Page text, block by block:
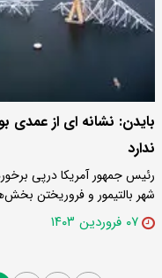
بایدن: نشانه ای از عمدی
ندارد
رئیس جمهور آمریکا درپی
شهر بالتیمور و فروریختن
۰۷ فروردین ۱۴۰۳